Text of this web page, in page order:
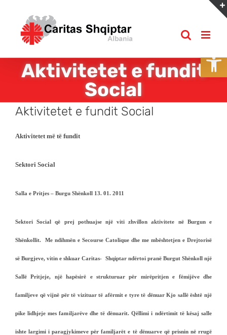
content
Aktivitetet e fundit
Social
Aktivitetet e fundit Social
Aktivitetet më të fundit
Sektori Social
Salla e Pritjes – Burgu Shënkoll 13. 01. 2011
Sektori Social që prej pothuajse një viti zhvillon aktivitete në Burgun e
Shënkollit. Me ndihmën e Secourse Catolique dhe me mbështetjen e Drejtorisë
së Burgjeve, vitin e shkuar Caritas- Shqiptar ndërtoi pranë Burgut Shënkoll një
Sallë Pritjeje, një hapësirë e strukturuar për mirëpritjen e fëmijëve dhe
familjeve që vijnë për të vizituar të afërmit e tyre të dënuar Kjo sallë është një
pike lidhjeje mes familjarëve dhe të dënuarit. Qëllimi i ndërtimit të kësaj salle
ishte largimi i paragjykimeve për familjarët e të dënuarve që prisnin në rrugë